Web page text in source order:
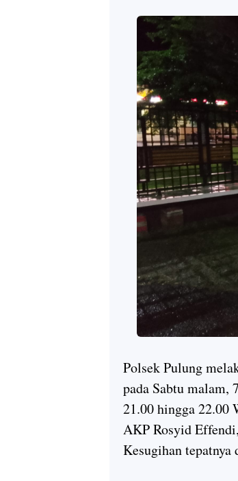
Polsek Pulung
pada Sabtu malam,
21.00 hingga 22.00
AKP Rosyid
Kesugihan